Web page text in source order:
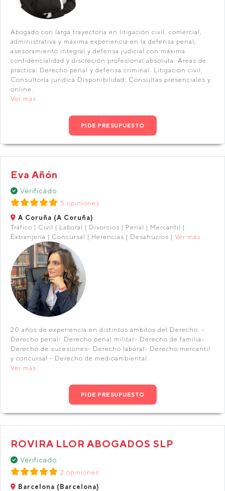
Abogado con larga trayectoria en litigación civil, comercial,
administrativa y máxima experiencia en la defensa penal,
asesoramiento integral y defensa judicial con máxima
confidencialidad y discreción profesional absoluta. Áreas de
práctica: Derecho penal y defensa criminal. Litigación civil.
Consultoría jurídica Disponibilidad: Consultas presenciales y
online.
Ver más
PIDE PRESUPUESTO
Eva Añón
Verificado
5 opiniones
A Coruña (A Coruña)
Tráfico | Civil | Laboral | Divorcios | Penal | Mercantil |
Extranjería | Concursal | Herencias | Desahucios | Ver más
20 años de experiencia en distintos ámbitos del Derecho. -
Derecho penal- Derecho penal militar- Derecho de familia-
Derecho de sucesiones- Derecho laboral- Derecho mercantil
y concursal - Derecho de medioambiental
Ver más
PIDE PRESUPUESTO
ROVIRA LLOR ABOGADOS SLP
Verificado
2 opiniones
Barcelona (Barcelona)